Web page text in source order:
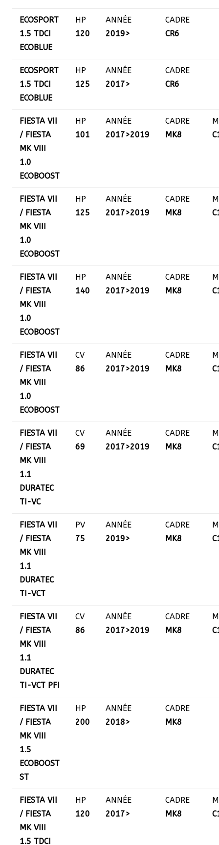
ECOSPORT
1.5 TDCI
ECOBLUE
HP
120
ANNÉE
2019>
CADRE
CR6
ECOSPORT
1.5 TDCI
ECOBLUE
HP
125
ANNÉE
2017>
CADRE
CR6
FIESTA VII
/ FIESTA
MK VIII
1.0
ECOBOOST
HP
101
ANNÉE
2017>2019
CADRE
MK8
FIESTA VII
/ FIESTA
MK VIII
1.0
ECOBOOST
HP
125
ANNÉE
2017>2019
CADRE
MK8
FIESTA VII
/ FIESTA
MK VIII
1.0
ECOBOOST
HP
140
ANNÉE
2017>2019
CADRE
MK8
FIESTA VII
/ FIESTA
MK VIII
1.0
ECOBOOST
CV
86
ANNÉE
2017>2019
CADRE
MK8
FIESTA VII
/ FIESTA
MK VIII
1.1
DURATEC
TI-VC
CV
69
ANNÉE
2017>2019
CADRE
MK8
FIESTA VII
/ FIESTA
MK VIII
1.1
DURATEC
TI-VCT
PV
75
ANNÉE
2019>
CADRE
MK8
FIESTA VII
/ FIESTA
MK VIII
1.1
DURATEC
TI-VCT PFI
CV
86
ANNÉE
2017>2019
CADRE
MK8
FIESTA VII
/ FIESTA
MK VIII
1.5
ECOBOOST
ST
HP
200
ANNÉE
2018>
CADRE
MK8
FIESTA VII
/ FIESTA
MK VIII
1.5 TDCI
HP
120
ANNÉE
2017>
CADRE
MK8